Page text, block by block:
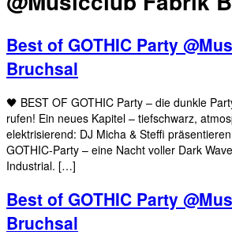
Best of GOTHIC Party
Bruchsal
🖤 BEST OF GOTHIC Party – die dunkle
rufen! Ein neues Kapitel – tiefschwarz,
elektrisierend: DJ Micha & Steffi
GOTHIC-Party – eine Nacht voller Dark
Industrial. […]
Best of GOTHIC Party
Bruchsal